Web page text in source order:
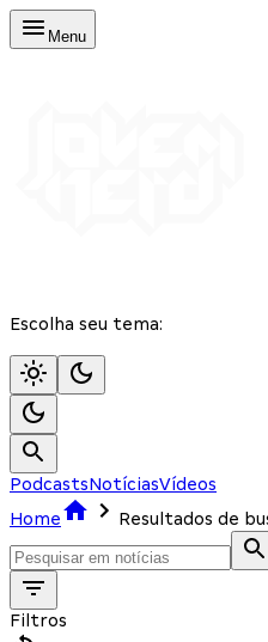
Menu
Escolha seu tema:
PodcastsNotíciasVídeos
Home
Resultados de
Filtros